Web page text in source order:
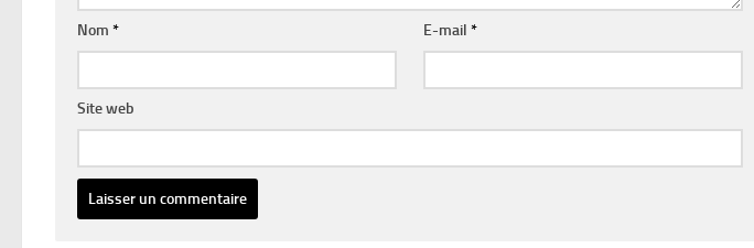
Nom * E-mail*
Site web